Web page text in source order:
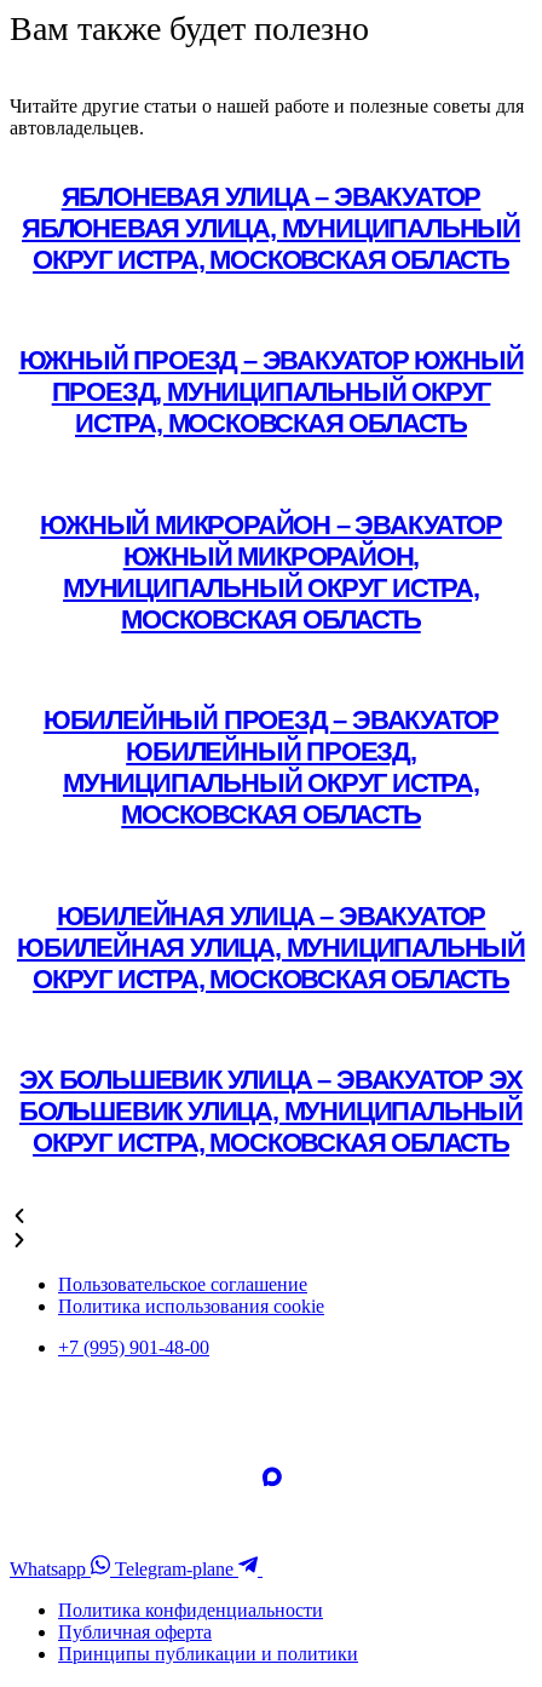
Вам также будет полезно
Читайте другие статьи о нашей работе и полезные советы для
автовладельцев.
ЯБЛОНЕВАЯ УЛИЦА – ЭВАКУАТОР
ЯБЛОНЕВАЯ УЛИЦА, МУНИЦИПАЛЬНЫЙ
ОКРУГ ИСТРА, МОСКОВСКАЯ ОБЛАСТЬ
ЮЖНЫЙ ПРОЕЗД – ЭВАКУАТОР ЮЖНЫЙ
ПРОЕЗД, МУНИЦИПАЛЬНЫЙ ОКРУГ
ИСТРА, МОСКОВСКАЯ ОБЛАСТЬ
ЮЖНЫЙ МИКРОРАЙОН – ЭВАКУАТОР
ЮЖНЫЙ МИКРОРАЙОН,
МУНИЦИПАЛЬНЫЙ ОКРУГ ИСТРА,
МОСКОВСКАЯ ОБЛАСТЬ
ЮБИЛЕЙНЫЙ ПРОЕЗД – ЭВАКУАТОР
ЮБИЛЕЙНЫЙ ПРОЕЗД,
МУНИЦИПАЛЬНЫЙ ОКРУГ ИСТРА,
МОСКОВСКАЯ ОБЛАСТЬ
ЮБИЛЕЙНАЯ УЛИЦА – ЭВАКУАТОР
ЮБИЛЕЙНАЯ УЛИЦА, МУНИЦИПАЛЬНЫЙ
ОКРУГ ИСТРА, МОСКОВСКАЯ ОБЛАСТЬ
ЭХ БОЛЬШЕВИК УЛИЦА – ЭВАКУАТОР ЭХ
БОЛЬШЕВИК УЛИЦА, МУНИЦИПАЛЬНЫЙ
ОКРУГ ИСТРА, МОСКОВСКАЯ ОБЛАСТЬ
Пользовательское соглашение
Политика использования cookie
+7 (995) 901-48-00
Whatsapp
Telegram-plane
Политика конфиденциальности
Публичная оферта
Принципы публикации и политики